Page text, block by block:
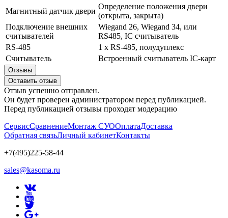
Магнитный датчик двери
Определение положения двери
(открыта, закрыта)
Подключение внешних
считывателей
Wiegand 26, Wiegand 34, или
RS485, IC считыватель
RS-485
1 х RS-485, полудуплекс
Считыватель
Встроенный считыватель IC-карт
Отзывы
Оставить отзыв
Отзыв успешно отправлен.
Он будет проверен администратором перед публикацией.
Перед публикацией отзывы проходят модерацию
СервисСравнениеМонтаж СУООплатаДоставка
Обратная связьЛичный кабинетКонтакты
+7(495)225-58-44
sales@kasoma.ru